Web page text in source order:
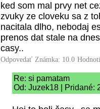
ked som mal prvy net
zvuky ze cloveku sa z
nacitala dlho, nebodaj
prenos dat stale na
casy..
Odpovedať Známka: 10.0
Re: si pamatam
Od: Juzek18 | Pridané: